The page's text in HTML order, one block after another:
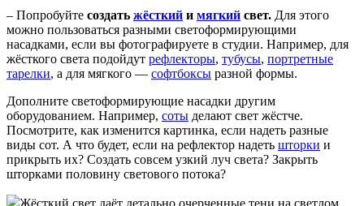
– Попробуйте создать жёсткий и мягкий свет. Для этого
можно пользоваться разными светоформирующими
насадками, если вы фотографируете в студии. Например, для
жёсткого света подойдут рефлекторы, тубусы, портретные
тарелки, а для мягкого — софтбоксы разной формы.
Дополните светоформирующие насадки другим
оборудованием. Например, соты делают свет жёстче.
Посмотрите, как изменится картинка, если надеть разные
виды сот. А что будет, если на рефлектор надеть шторки и
прикрыть их? Создать совсем узкий луч света? Закрыть
шторками половину светового потока?